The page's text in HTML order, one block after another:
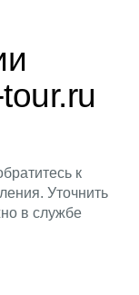
к
Уточнить
в службе